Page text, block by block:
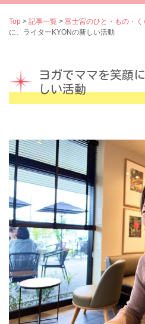
Top > 記事一覧 > 富士宮のひと・もの・く
に、ライターKYONの新しい活動
ヨガでママを笑顔
しい活動